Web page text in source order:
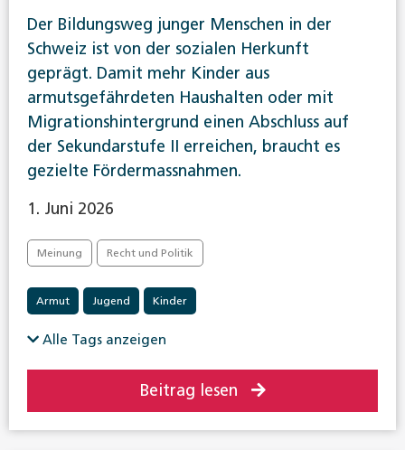
Der Bildungsweg junger Menschen in der
Schweiz ist von der sozialen Herkunft
geprägt. Damit mehr Kinder aus
armutsgefährdeten Haushalten oder mit
Migrationshintergrund einen Abschluss auf
der Sekundarstufe II erreichen, braucht es
gezielte Fördermassnahmen.
1. Juni 2026
Meinung Recht und Politik
Armut Jugend Kinder
Alle Tags anzeigen
Beitrag lesen